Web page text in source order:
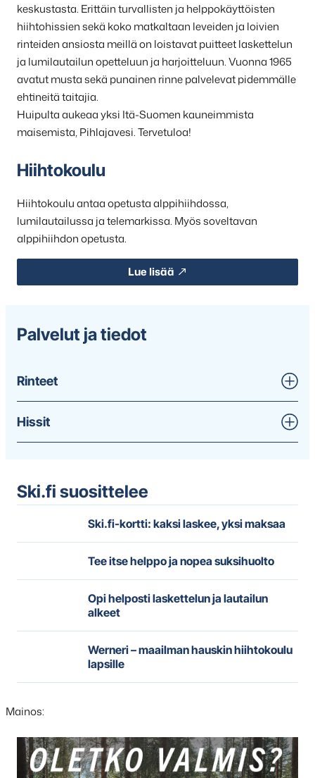
keskustasta. Erittäin turvallisten ja helppokäyttöisten
hiihtohissien sekä koko matkaltaan leveiden ja loivien
rinteiden ansiosta meillä on loistavat puitteet laskettelun
ja lumilautailun opetteluun ja harjoitteluun. Vuonna 1965
avatut musta sekä punainen rinne palvelevat pidemmälle
ehtineitä taitajia.
Huipulta aukeaa yksi Itä-Suomen kauneimmista
maisemista, Pihlajavesi. Tervetuloa!
Hiihtokoulu
Hiihtokoulu antaa opetusta alppihiihdossa,
lumilautailussa ja telemarkissa. Myös soveltavan
alppihiihdon opetusta.
Lue lisää
Palvelut ja tiedot
Rinteet
Hissit
Ski.fi suosittelee
Ski.fi-kortti: kaksi laskee, yksi maksaa
Tee itse helppo ja nopea suksihuolto
Opi helposti laskettelun ja lautailun
alkeet
Werneri – maailman hauskin hiihtokoulu
lapsille
Mainos:
Hyppää